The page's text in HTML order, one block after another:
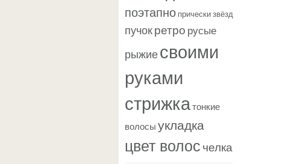
поэтапно прически звёзд
пучокретро русые
рыжиесвоими
руками
стрижкатонкие
волосыукладка
цвет волосчелка